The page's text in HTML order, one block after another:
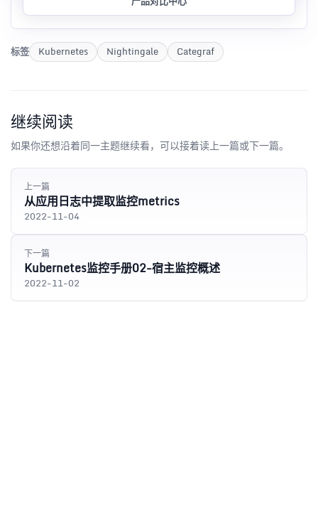
标签 Kubernetes Nightingale Categraf
继续阅读
如果你还想沿着同一主题继续看，可以接着读上一篇或下一篇。
上一篇
从应用日志中提取监控metrics
2022-11-04
下一篇
Kubernetes监控手册02-宿主监控概述
2022-11-02